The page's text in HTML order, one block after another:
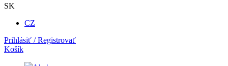
SK
CZ
Prihlásiť / Registrovať
Košík